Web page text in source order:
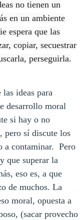
no tienen un
en un ambiente
espera que las
copiar, secuestrar
perseguirla.
las ideas para
desarrollo moral
si hay o no
pero sí discute los
a contaminar. Pero
que superar la
eso es, a que
de muchos. La
moral, opuesta a
(sacar provecho